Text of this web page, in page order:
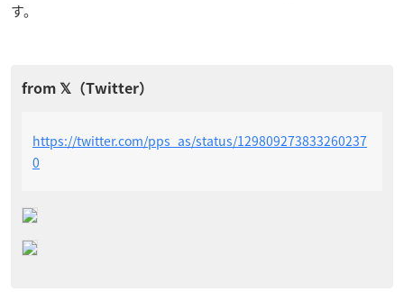
す。
https://twitter.com/pps_as/status/129809273833260237
0